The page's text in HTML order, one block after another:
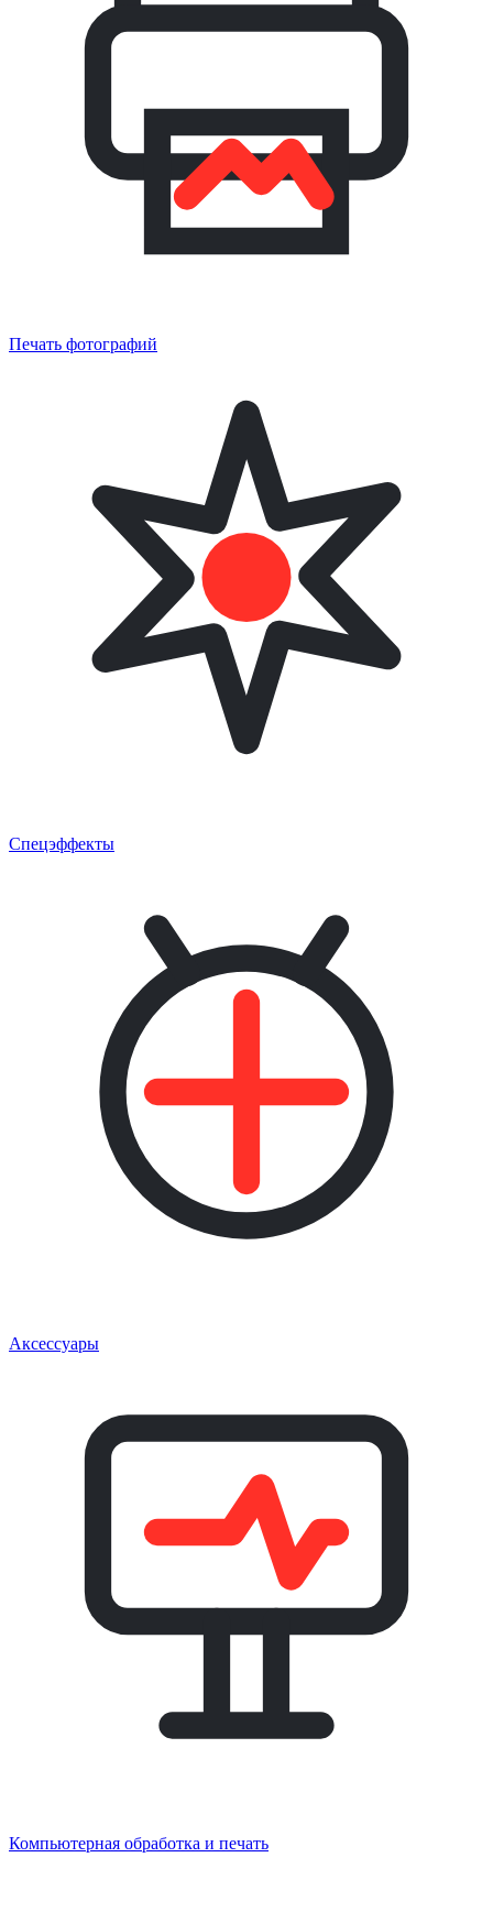
Печать фотографий
Спецэффекты
Аксессуары
Компьютерная обработка и печать